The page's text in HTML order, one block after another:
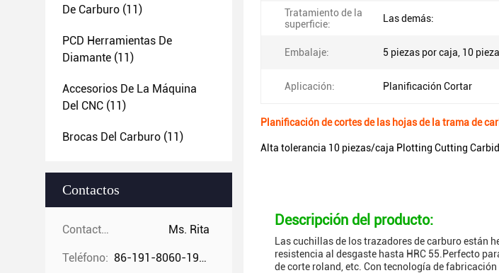
De Carburo (11)
PCD Herramientas De
Diamante (11)
Accesorios De La Máquina
Del CNC (11)
Brocas Del Carburo (11)
Contactos
Contactos: Ms. Rita
Teléfono: 86-191-8060-1981
Tratamiento de la
superficie:
Las demás:
Embalaje: 5 piezas por caja, 10
Aplicación: Planificación Cortar
Planificación de cortes de las hojas de la trama de
Alta tolerancia 10 piezas/caja Plotting Cutting
Descripción del producto:
Las cuchillas de los trazadores de carburo están
resistencia al desgaste hasta HRC 55.Perfecto
de corte roland, etc. Con tecnología de